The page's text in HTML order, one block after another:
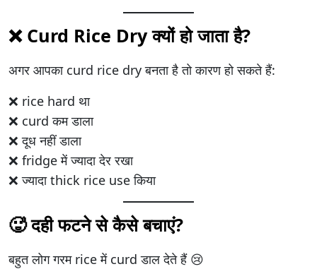
❌ Curd Rice Dry क्यों हो जाता है?
अगर आपका curd rice dry बनता है तो कारण हो सकते हैं:
❌ rice hard था
❌ curd कम डाला
❌ दूध नहीं डाला
❌ fridge में ज्यादा देर रखा
❌ ज्यादा thick rice use किया
🥵 दही फटने से कैसे बचाएं?
बहुत लोग गरम rice में curd डाल देते हैं 😢